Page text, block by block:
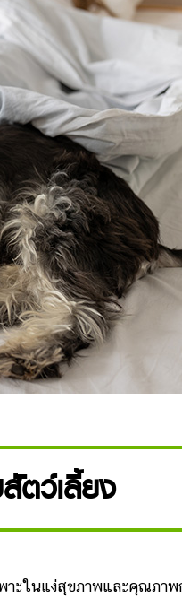
ตว์เลี้ยง
ะในแง่สุขภาพและคุณภาพ